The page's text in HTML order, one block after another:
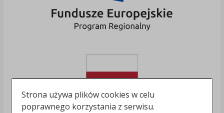
Strona używa plików cookies w celu
poprawnego korzystania z serwisu.